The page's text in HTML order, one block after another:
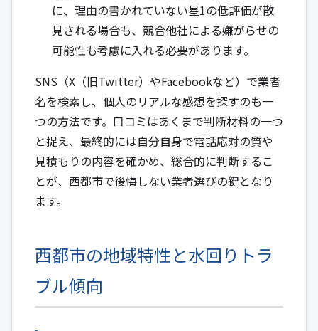
に、理由の書かれていない星1の低評価が散
見される場合も、競合他社による嫌がらせの
可能性も考慮に入れる必要があります。
SNS（X（旧Twitter）やFacebookなど）で業者
名を検索し、個人のリアルな感想を探すのも一
つの方法です。口コミはあくまで判断材料の一つ
と捉え、最終的には自分自身で電話応対の質や
見積もりの内容を確かめ、総合的に判断するこ
とが、西都市で後悔しない業者選びの鍵となり
ます。
西都市の地域特性と水回りトラ
ブル傾向